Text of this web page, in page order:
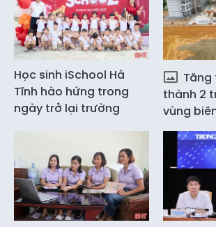
Học sinh iSchool Hà
Tĩnh hào hứng trong
ngày trở lại trường
thành 2
vùng